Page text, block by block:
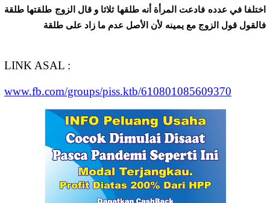
ﺍﺧﺘﻠﻔﺎ ﻓﻲ ﻋﺪﺩﻩ ﻓﺎﺩﻋﺖ ﺍﻟﻤﺮﺃﺓ ﺃﻧﻪ ﻃﻠﻘﻬﺎ ﺛﻼﺛﺎ ﻭ ﻗﺎﻝ ﺍﻟﺰﻭﺝ ﻃﻠﻘﺘﻬﺎ ﻃﻠﻘﺔ
ﻓﺎﻟﻘﻮﻝ ﻗﻮﻝ ﺍﻟﺰﻭﺝ ﻣﻊ ﻳﻤﻴﻨﻪ ﻷﻥ ﺍﻷﺻﻞ ﻋﺪﻡ ﻣﺎ ﺯﺍﺩ ﻋﻠﻰ ﻃﻠﻘﺔ
LINK ASAL :
www.fb.com/groups/piss.ktb/610801085609370